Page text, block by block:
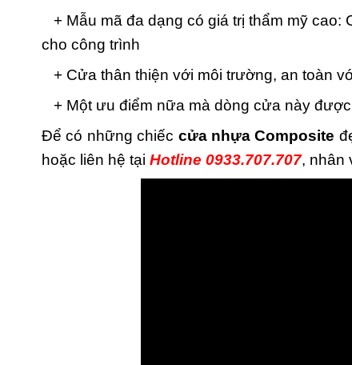
+ Mẫu mã đa dạng có giá trị thẩm mỹ
cho công trình
+ Cửa thân thiện với môi trường, an toàn
+ Một ưu điểm nữa mà dòng cửa này
Để có những chiếc cửa nhựa Composite
hoặc liên hệ tại Hotline 0933.707.707, nhân